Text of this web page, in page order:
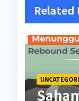
Related